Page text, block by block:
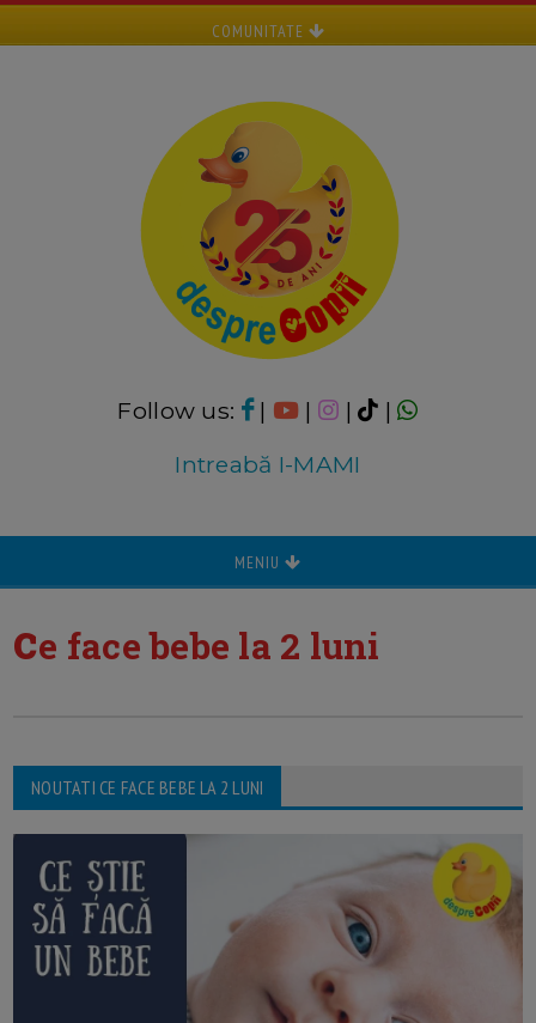
COMUNITATE
Follow us: | | |
|
Intreabă I-MAMI
MENIU
ce face bebe la 2 luni
NOUTATI CE FACE BEBE LA 2 LUNI